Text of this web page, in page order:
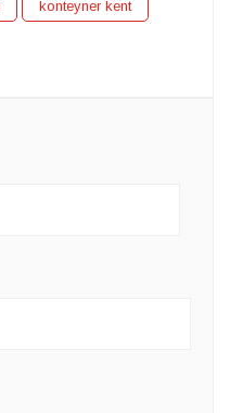
konteyner kent